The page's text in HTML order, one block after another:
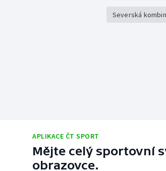
Severská
APLIKACE ČT SPORT
Mějte celý sportovní
obrazovce.